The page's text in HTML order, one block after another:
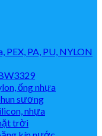
PEX, PA, PU, NYLON
ống nhựa
sương
nhựa
trời